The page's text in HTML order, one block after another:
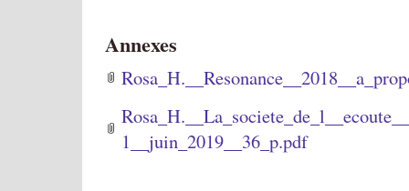
Annexes
1__juin_2019__36_p.pdf